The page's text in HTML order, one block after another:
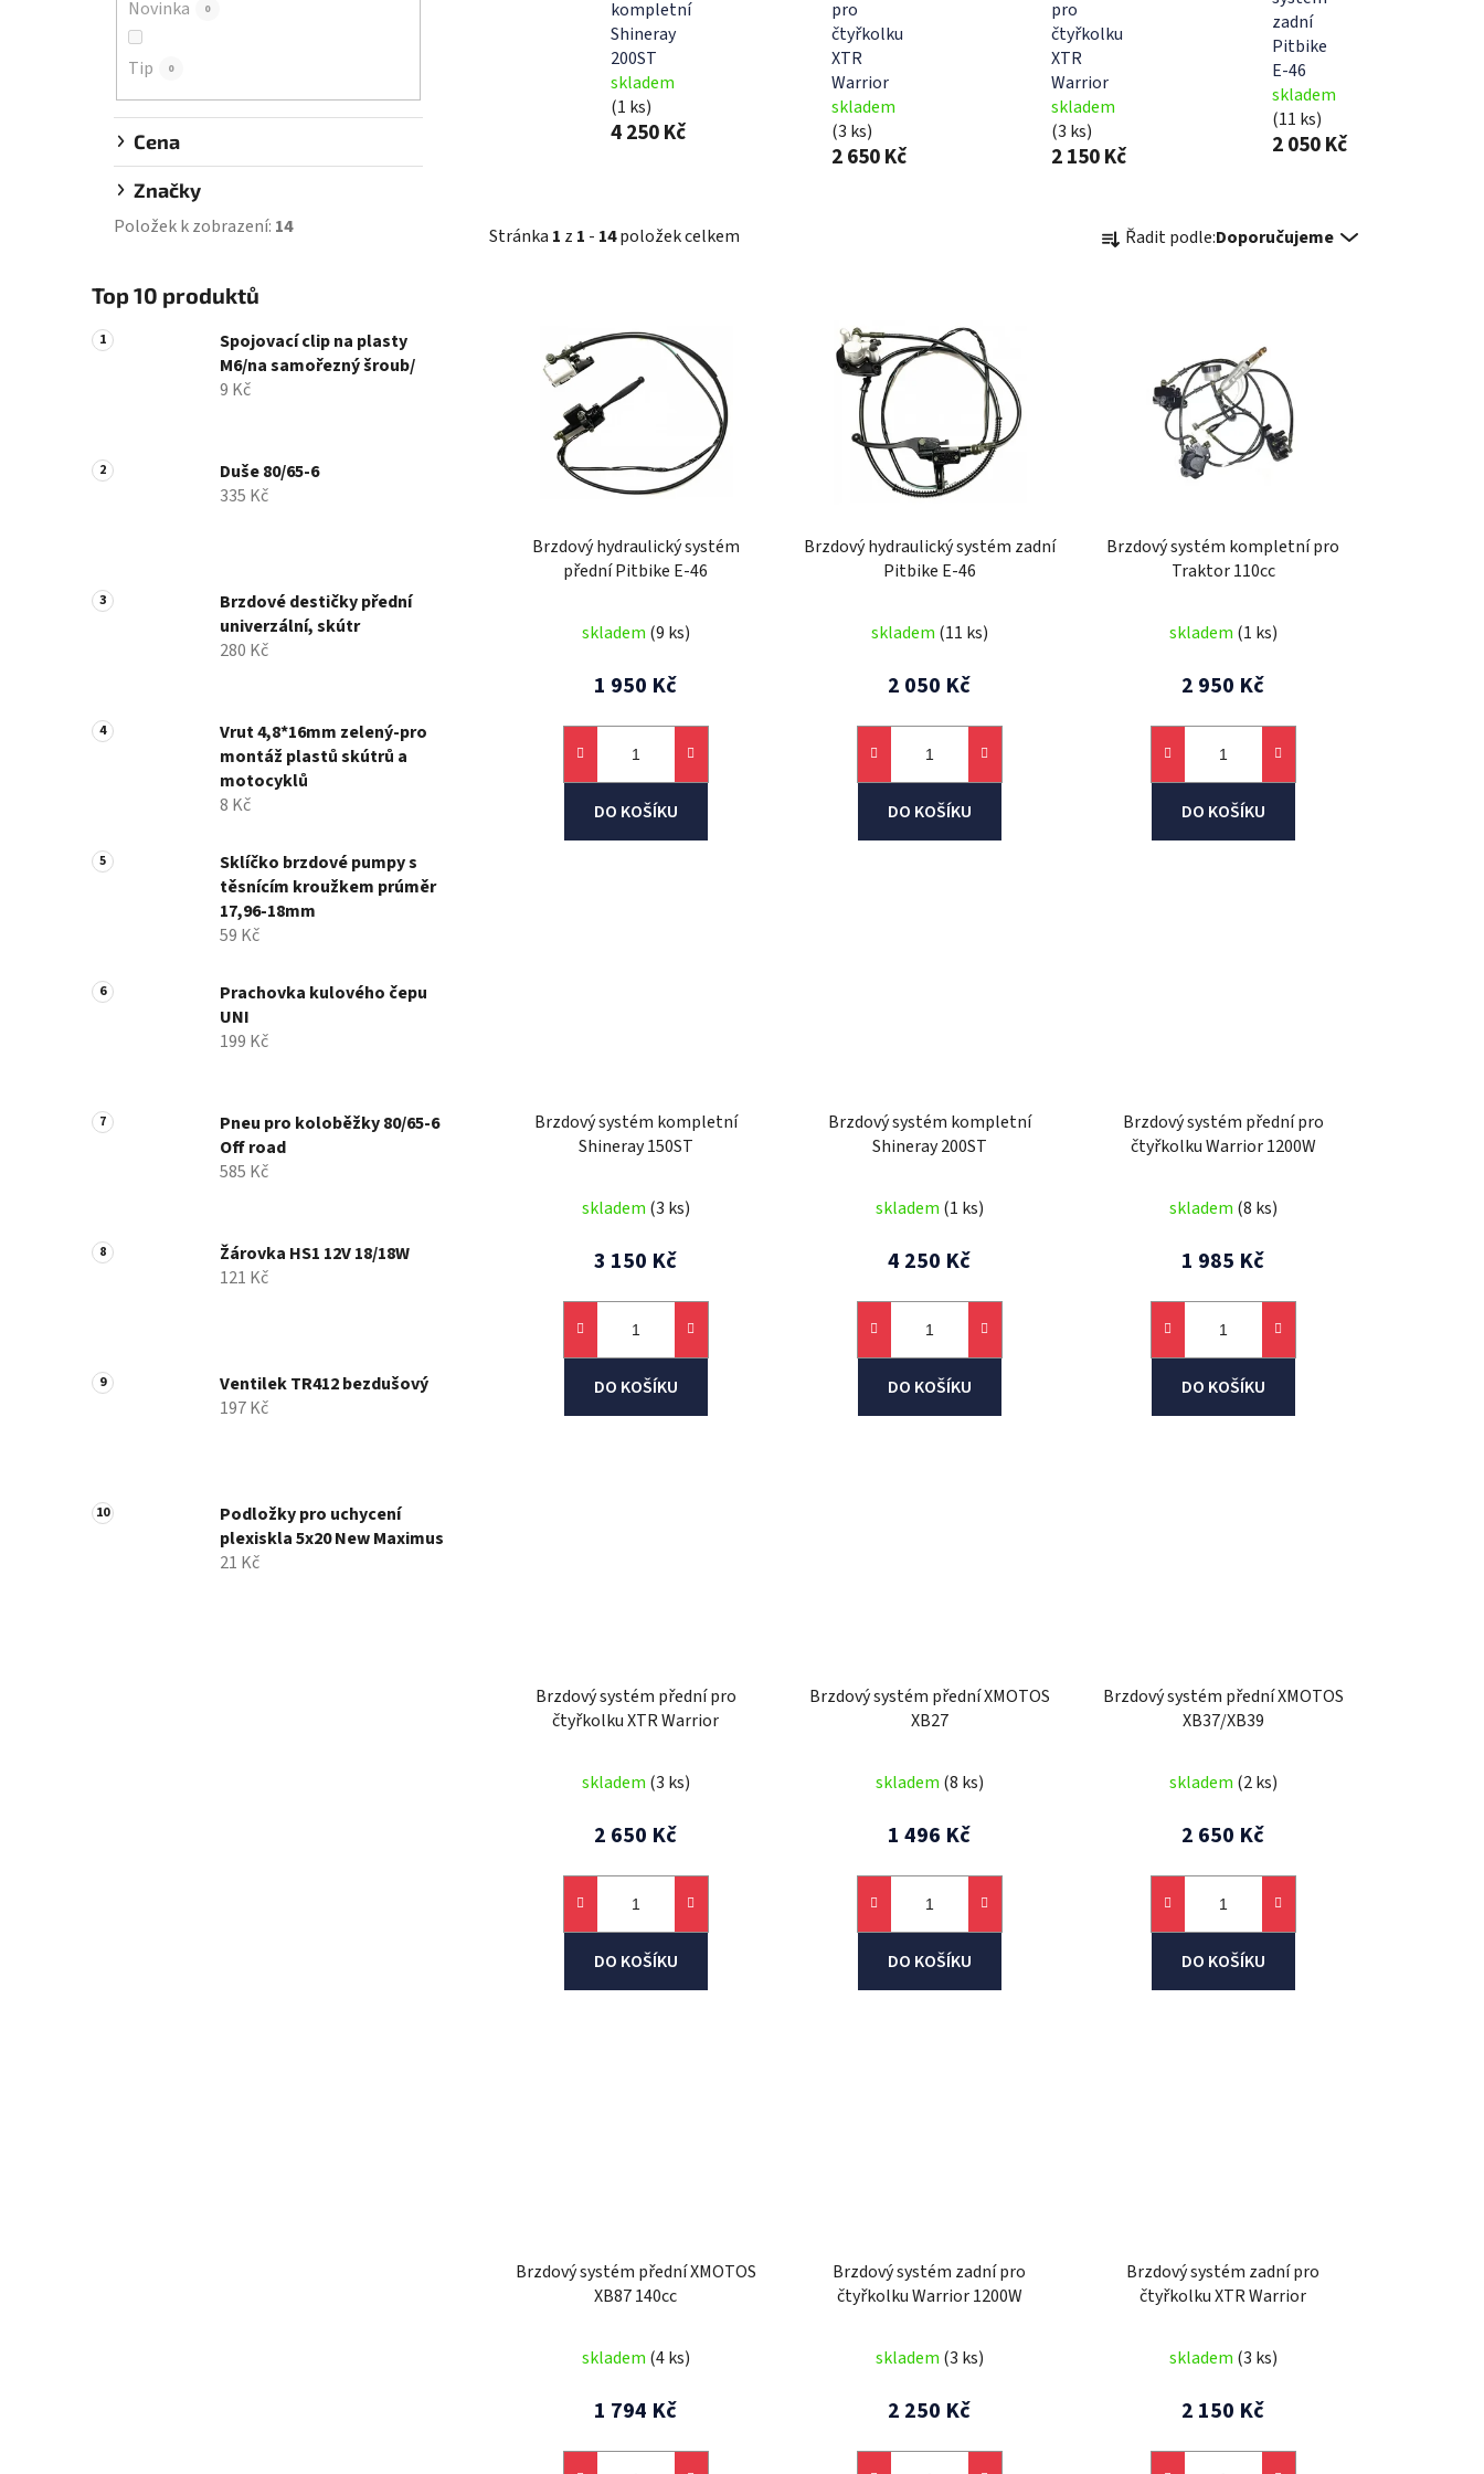
Novinka 0
Tip 0
Cena
Značky
Položek k zobrazení: 14
Top 10 produktů
Spojovací clip na plasty
M6/na samořezný šroub/
9 Kč
Duše 80/65-6
335 Kč
Brzdové destičky přední
univerzální, skútr
280 Kč
Vrut 4,8*16mm zelený-pro
montáž plastů skútrů a
motocyklů
8 Kč
Sklíčko brzdové pumpy s
těsnícím kroužkem prúměr
17,96-18mm
59 Kč
Prachovka kulového čepu
UNI
199 Kč
Pneu pro koloběžky 80/65-6
Off road
585 Kč
Žárovka HS1 12V 18/18W
121 Kč
Ventilek TR412 bezdušový
197 Kč
Podložky pro uchycení
plexiskla 5x20 New Maximus
21 Kč
kompletní
Shineray
200ST
skladem
(1 ks)
4 250 Kč
pro
čtyřkolku
XTR
Warrior
skladem
(3 ks)
2 650 Kč
pro
čtyřkolku
XTR
Warrior
skladem
(3 ks)
2 150 Kč
zadní
Pitbike
E-46
skladem
(11 ks)
2 050 Kč
Stránka 1 z 1 - 14položek celkem
a
k
Řadit podle:Doporučujeme
Brzdový hydraulický systém
přední Pitbike E-46
skladem (9 ks)
1 950 Kč
DO KOŠÍKU
Brzdový hydraulický systém zadní
Pitbike E-46
skladem (11 ks)
2 050 Kč
DO KOŠÍKU
Brzdový systém kompletní pro
Traktor 110cc
skladem (1 ks)
2 950 Kč
DO KOŠÍKU
Brzdový systém kompletní
Shineray 150ST
skladem (3 ks)
3 150 Kč
DO KOŠÍKU
Brzdový systém kompletní
Shineray 200ST
skladem (1 ks)
4 250 Kč
DO KOŠÍKU
Brzdový systém přední pro
čtyřkolku Warrior 1200W
skladem (8 ks)
1 985 Kč
DO KOŠÍKU
Brzdový systém přední pro
čtyřkolku XTR Warrior
skladem (3 ks)
2 650 Kč
DO KOŠÍKU
Brzdový systém přední XMOTOS
XB27
skladem (8 ks)
1 496 Kč
DO KOŠÍKU
Brzdový systém přední XMOTOS
XB37/XB39
skladem (2 ks)
2 650 Kč
DO KOŠÍKU
Brzdový systém přední XMOTOS
XB87 140cc
skladem (4 ks)
1 794 Kč
Brzdový systém zadní pro
čtyřkolku Warrior 1200W
skladem (3 ks)
2 250 Kč
Brzdový systém zadní pro
čtyřkolku XTR Warrior
skladem (3 ks)
2 150 Kč